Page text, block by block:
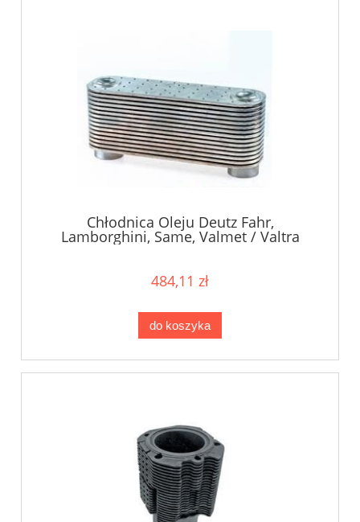
Chłodnica Oleju Deutz Fahr,
Lamborghini, Same, Valmet / Valtra
484,11 zł
do koszyka